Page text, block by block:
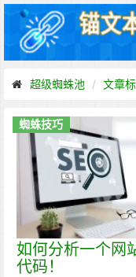
超级蜘蛛池 文章
蜘蛛技巧
如何分析一个网
代码！